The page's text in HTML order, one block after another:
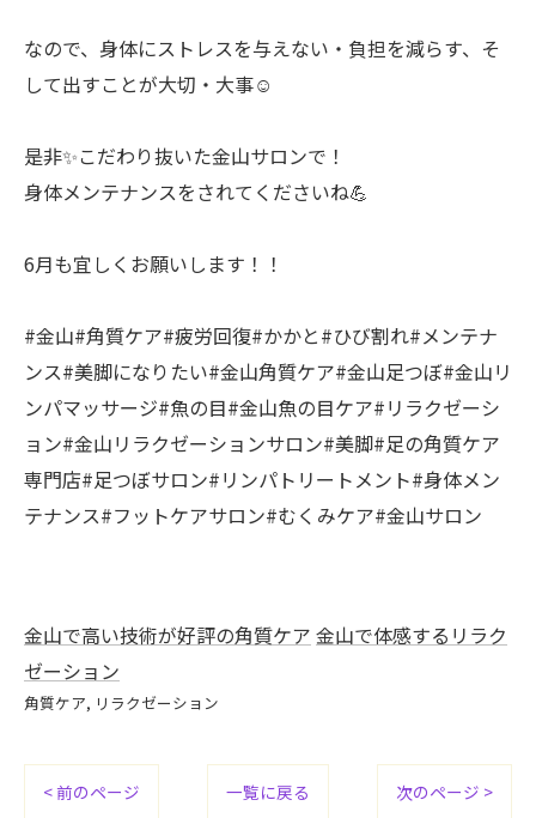
なので、身体にストレスを与えない・負担を減らす、そ
して出すことが大切・大事☺️
是非✨こだわり抜いた金山サロンで！
身体メンテナンスをされてくださいね💪
6月も宜しくお願いします！！
#金山#角質ケア#疲労回復#かかと#ひび割れ#メンテナ
ンス#美脚になりたい#金山角質ケア#金山足つぼ#金山リ
ンパマッサージ#魚の目#金山魚の目ケア#リラクゼーシ
ョン#金山リラクゼーションサロン#美脚#足の角質ケア
専門店#足つぼサロン#リンパトリートメント#身体メン
テナンス#フットケアサロン#むくみケア#金山サロン
金山で高い技術が好評の角質ケア 金山で体感するリラク
ゼーション
角質ケア リラクゼーション
< 前のページ 一覧に戻る 次のページ >